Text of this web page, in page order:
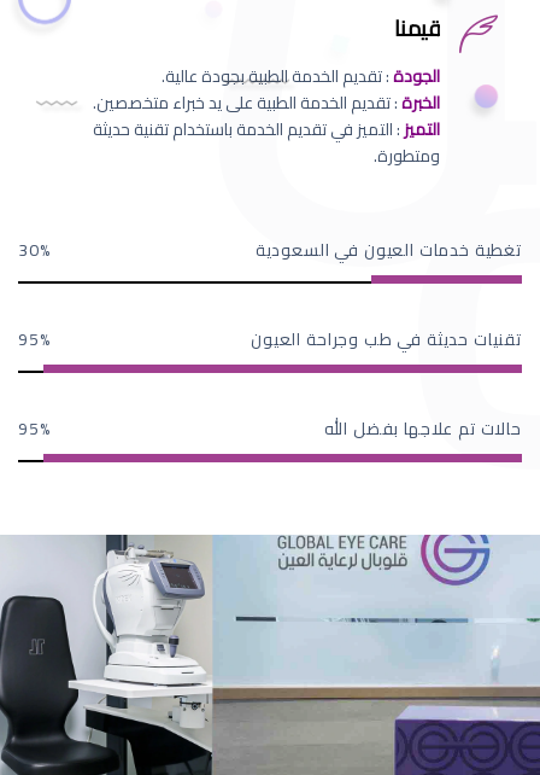
قيمنا
الجودة: تقديم الخدمة الطبية بجودة عالية.
الخبرة: تقديم الخدمة الطبية على يد خبراء متخصصين.
التميز: التميز في تقديم الخدمة باستخدام تقنية حديثة
ومتطورة.
تغطية خدمات العيون في السعودية 30
تقنيات حديثة في طب وجراحة العيون 95
حالات تم علاجها بفضل الله 95